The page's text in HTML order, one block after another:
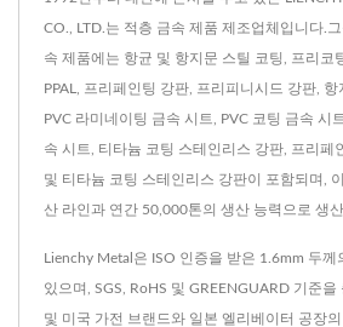
CO., LTD.는 적층 금속 제품 제조업체입니다.
속 제품에는 항균 및 항지문 스틸 코팅, 프리코
PPAL, 프리페인팅 강판, 프리피니시드 강판, 항
PVC 라미네이팅 금속 시트, PVC 코팅 금속 시
속 시트, 티타늄 코팅 스테인리스 강판, 프리페
및 티타늄 코팅 스테인리스 강판이 포함되며,
산 라인과 연간 50,000톤의 생산 능력으로 생
Lienchy Metal은 ISO 인증을 받은 1.6mm 두께
있으며, SGS, RoHS 및 GREENGUARD 기준
및 미국 가전 브랜드와 일본 엘리베이터 공장